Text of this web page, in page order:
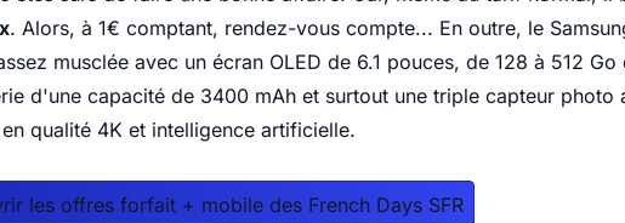
. Alors, à 1€ comptant, rendez-vous compte... En outre, le
musclée avec un écran OLED de 6.1 pouces, de 128 à 512 Go
d'une capacité de 3400 mAh et surtout une triple capteur photo
qualité 4K et intelligence artificielle.
les offres forfait + mobile des French Days SFR